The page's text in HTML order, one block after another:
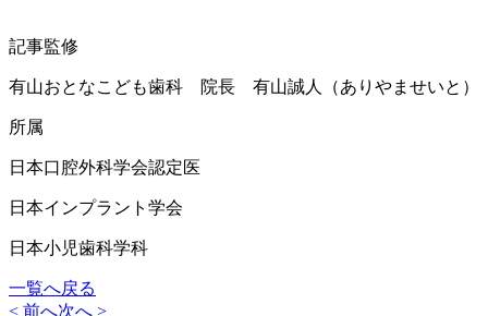
記事監修
有山おとなこども歯科 院長 有山誠人（ありやませいと）
所属
日本口腔外科学会認定医
日本インプラント学会
日本小児歯科学科
一覧へ戻る
< 前へ次へ >